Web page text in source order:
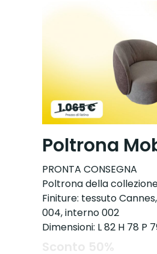
Poltrona
PRONTA CONSEGNA
Poltrona della
Finiture: tessuto
004, interno 002
Dimensioni: L 82 H 78 P